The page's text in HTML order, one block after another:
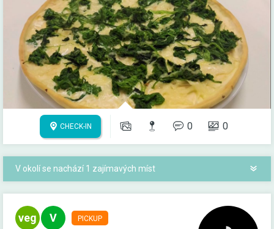
CHECK-IN 0 0
V okolí se nachází 1 zajímavých míst
PICKUP